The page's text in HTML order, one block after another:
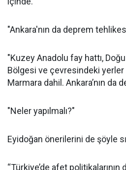
"Ankara'nın da deprem
"Kuzey Anadolu fay hattı,
Bölgesi ve çevresindeki
Marmara dahil. Ankara’nın da
"Neler yapılmalı?"
Eyidoğan önerilerini de şöyle
“Türkiye’de afet